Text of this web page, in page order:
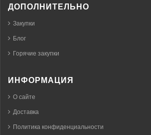
ДОПОЛНИТЕЛЬНО
Закупки
Блог
Горячие закупки
ИНФОРМАЦИЯ
О сайте
Доставка
Политика конфиденциальности